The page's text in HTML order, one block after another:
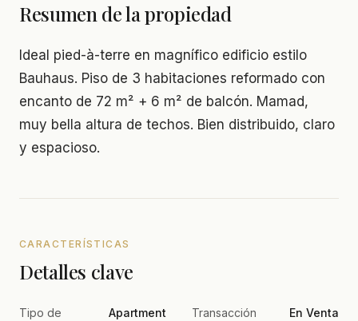
Resumen de la propiedad
Ideal pied-à-terre en magnífico edificio estilo
Bauhaus. Piso de 3 habitaciones reformado con
encanto de 72 m² + 6 m² de balcón. Mamad,
muy bella altura de techos. Bien distribuido, claro
y espacioso.
CARACTERÍSTICAS
Detalles clave
Tipo de
Apartment Transacción En Venta